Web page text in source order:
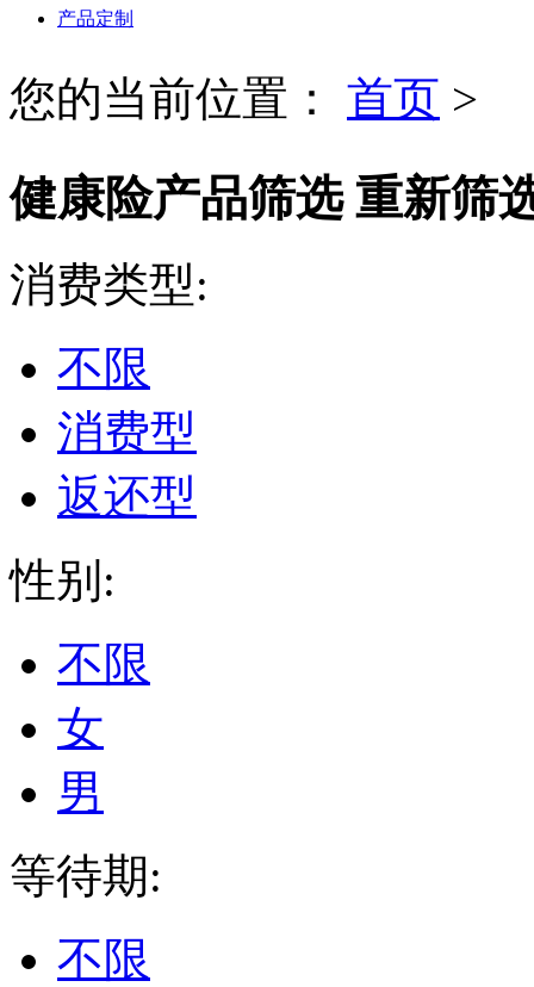
产品定制
您的当前位置： 首页 >
健康险产品筛选 重新筛
消费类型:
不限
消费型
返还型
性别:
不限
女
男
等待期:
不限